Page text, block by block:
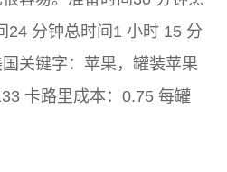
24 分钟总时间1 小时 15 分
关键字：苹果，罐装苹果
卡路里成本：0.75 每罐